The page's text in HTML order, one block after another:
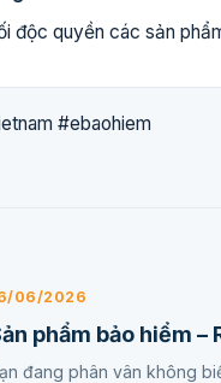
độc quyền các sản
#ebaohiem
06/2026
phẩm bảo hiểm
đang phân vân không